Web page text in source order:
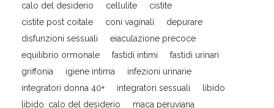
calo del desiderio
cellulite
cistite
cistite post coitale
coni vaginali
depurare
disfunzioni sessuali
eiaculazione precoce
equilibrio ormonale
fastidi intimi
fastidi urinari
griffonia
igiene intima
infezioni urinarie
integratori donna 40+
integratori sessuali
libido
libido. calo del desiderio
maca peruviana